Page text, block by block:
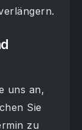
uns an,
Sie
zu